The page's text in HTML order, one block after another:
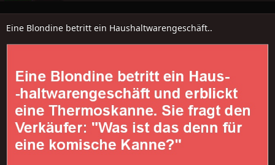
Eine Blondine betritt ein Haushaltwarengeschäft..